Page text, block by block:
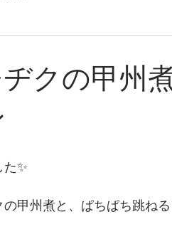
クの甲州
✨
甲州煮と、ぱちぱち跳ねる